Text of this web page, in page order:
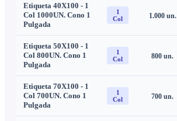
Etiqueta 40X100 - 1
Col 1000UN. Cono 1
Pulgada
1
Col
1.000un.
Etiqueta 50X100 - 1
Col 800UN. Cono 1
Pulgada
1
Col
800 un.
Etiqueta 70X100 - 1
Col 700UN. Cono 1
Pulgada
1
Col
700 un.